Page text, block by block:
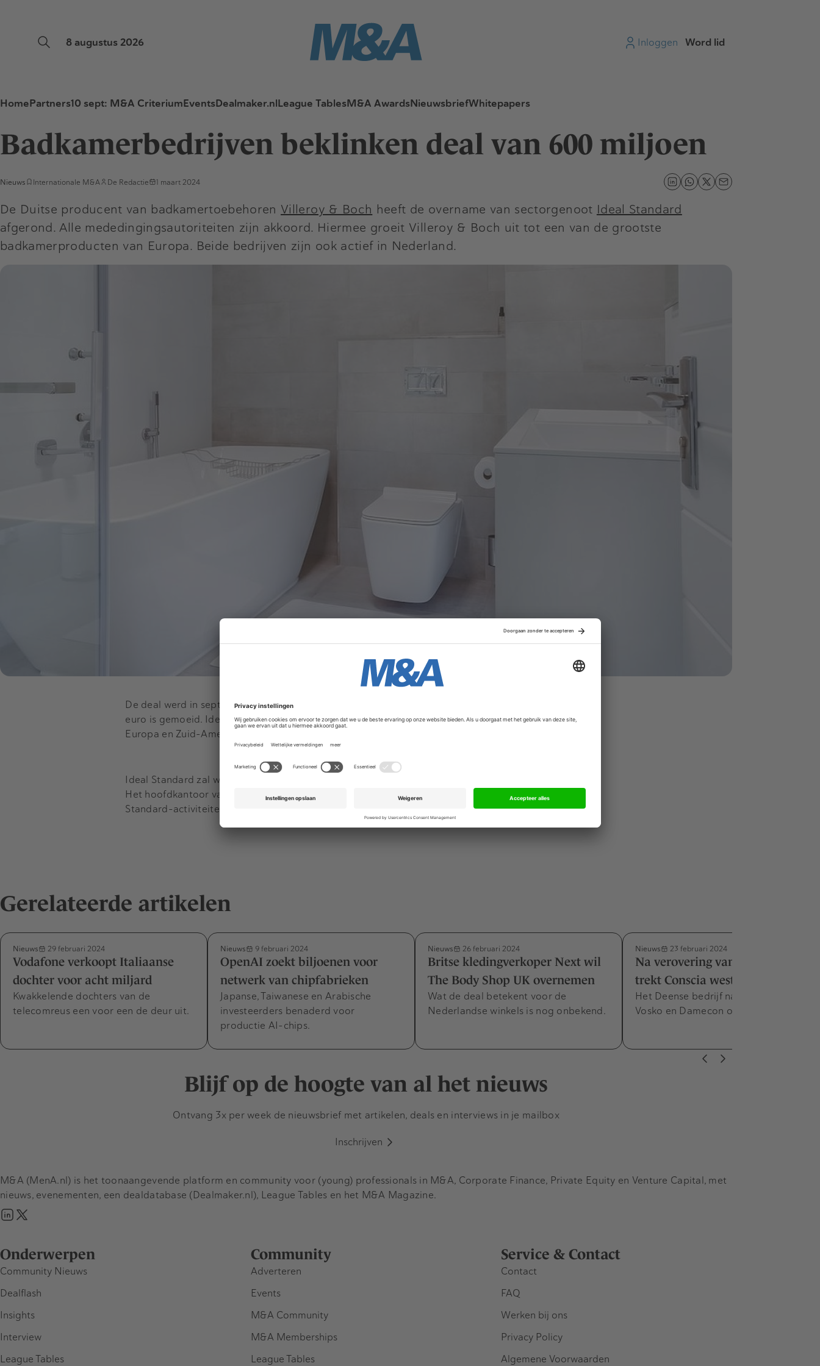
8 augustus 2026 Inloggen Word lid
HomePartners10 sept: M&A CriteriumEventsDealmaker.nlLeague TablesM&A AwardsNieuwsbriefWhitepapers
Badkamerbedrijven beklinken deal van 600 miljoen
Nieuws Internationale M&A De Redactie 1 maart 2024
De Duitse producent van badkamertoebehoren Villeroy & Boch heeft de overname van sectorgenoot Ideal Standard
afgerond. Alle mededingingsautoriteiten zijn akkoord. Hiermee groeit Villeroy & Boch uit tot een van de grootste
badkamerproducten van Europa. Beide bedrijven zijn ook actief in Nederland.
De deal werd in september van vorig jaar
euro is gemoeid. Ideal Standard is een Belgisch bedrijf dat is opgericht in 1949. Het is vooral actief in
Europa en Zuid-Amerika.
Ideal Standard zal worden geïntegreerd als een afzonderlijk onderdeel van de Villeroy & Boch Groep.
Het hoofdkantoor van de nieuwe dochter blijft gevestigd in Brussel. Jan Peter Tewes zal de Ideal
Standard-activiteiten blijven leiden.
Gerelateerde artikelen
Nieuws 29 februari 2024
Vodafone verkoopt Italiaanse
dochter voor acht miljard
Kwakkelende dochters van de
telecomreus een voor een de deur uit.
Nieuws 9 februari 2024
OpenAI zoekt biljoenen voor
netwerk van chipfabrieken
Japanse, Taiwanese en Arabische
investeerders benaderd voor
productie AI-chips.
Nieuws 26 februari 2024
Britse kledingverkoper Next wil
The Body Shop UK overnemen
Wat de deal betekent voor de
Nederlandse winkels is nog onbekend.
Nieuws 23 februari 2024
Na verovering van Nederland
trekt Conscia westwaarts
Het Deense bedrijf nam in Nederland
Vosko en Damecon over.
Blijf op de hoogte van al het nieuws
Ontvang 3x per week de nieuwsbrief met artikelen, deals en interviews in je mailbox
Inschrijven
Onderwerpen
Community Nieuws
Dealflash
Insights
Interview
League Tables
Community
Adverteren
Events
M&A Community
M&A Memberships
League Tables
Service & Contact
Contact
FAQ
Werken bij ons
Privacy Policy
Algemene Voorwaarden
M&A (MenA.nl) is het toonaangevende platform en community voor (young) professionals in M&A, Corporate Finance, Private Equity en Venture Capital, met
nieuws, evenementen, een dealdatabase (Dealmaker.nl), League Tables en het M&A Magazine.